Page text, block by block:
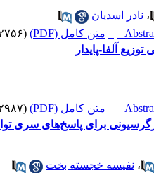
، نادر اسدیان
متن کامل (PDF)
(۲۷۵۶ دریافت)
آلفا-پایدار
متن کامل (PDF)
(۲۹۸۷ دریافت)
برای پاسخ‌های سری
، نفیسه خجسته بخت